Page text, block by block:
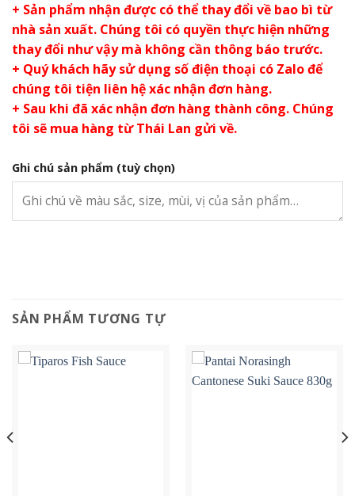
+ Sản phẩm nhận được có thể thay đổi về bao bì từ
nhà sản xuất. Chúng tôi có quyền thực hiện những
thay đổi như vậy mà không cần thông báo trước.
+ Quý khách hãy sử dụng số điện thoại có Zalo để
chúng tôi tiện liên hệ xác nhận đơn hàng.
+ Sau khi đã xác nhận đơn hàng thành công. Chúng
tôi sẽ mua hàng từ Thái Lan gửi về.
Ghi chú sản phẩm (tuỳ chọn)
SẢN PHẨM TƯƠNG TỰ